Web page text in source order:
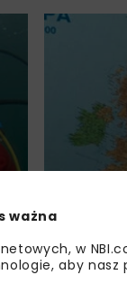
ważna
w
aby nasz